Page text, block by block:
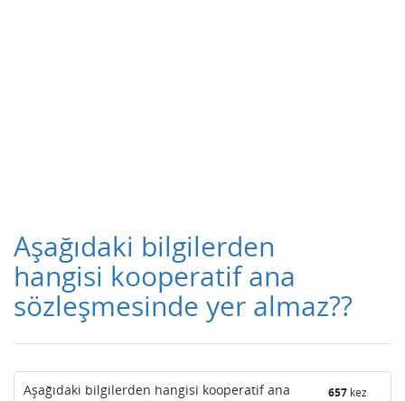
Aşağıdaki bilgilerden
hangisi kooperatif ana
sözleşmesinde yer almaz??
657 kez
Aşağıdaki bilgilerden hangisi kooperatif ana